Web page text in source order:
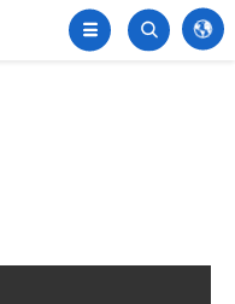
󦂺

